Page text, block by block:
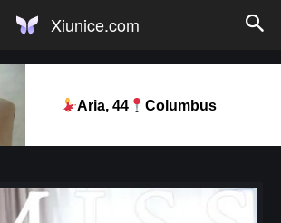
Xiunice.com
Aria, 44 Columbus